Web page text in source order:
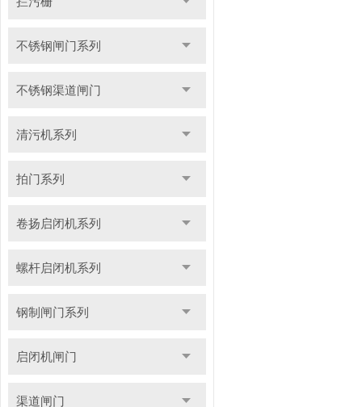
不锈钢闸门系列
不锈钢渠道闸门
清污机系列
拍门系列
卷扬启闭机系列
螺杆启闭机系列
钢制闸门系列
启闭机闸门
渠道闸门